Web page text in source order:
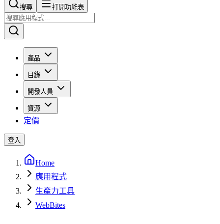
搜尋​​​​ 打開功能表
產品
目錄
開發人員
資源
定價
登入
Home
應用程式
生產力工具
WebBites